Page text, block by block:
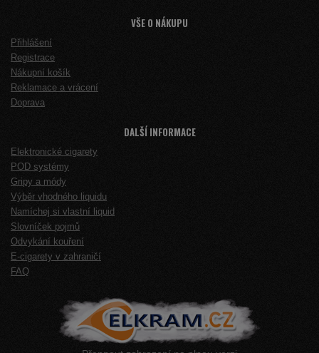
VŠE O NÁKUPU
Přihlášení
Registrace
Nákupní košík
Reklamace a vrácení
Doprava
DALŠÍ INFORMACE
Elektronické cigarety
POD systémy
Gripy a módy
Výběr vhodného liquidu
Namíchej si vlastní liquid
Slovníček pojmů
Odvykání kouření
E-cigarety v zahraničí
FAQ